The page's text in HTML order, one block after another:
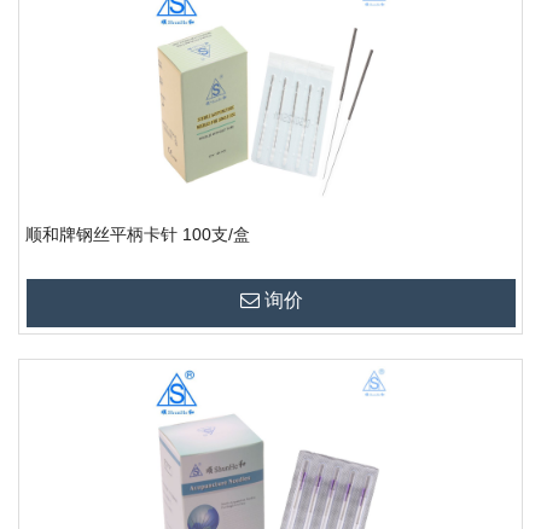
顺和牌钢丝平柄卡针 100支/盒
询价